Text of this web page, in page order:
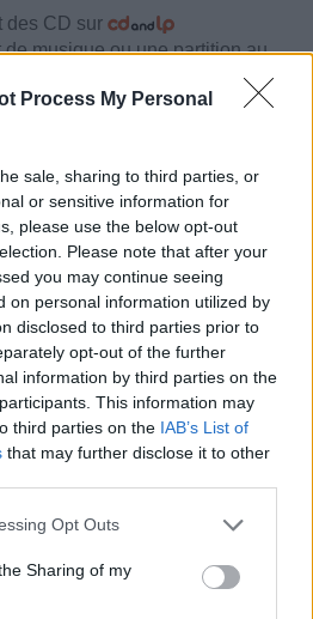
Process My Personal
sale, sharing to third parties, or
or sensitive information for
please use the below opt-out
Please note that after your
you may continue seeing
on personal information utilized by
disclosed to third parties prior to
opt-out of the further
information by third parties on the
This information may
third parties on the IAB’s List of
that may further disclose it to other
Opt Outs
Sharing of my
des CD sur
de musique ou une partition au
Téléchargement
Vidéos
traduction Corriger une erreur